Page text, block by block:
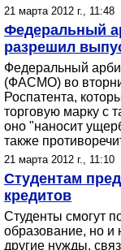
21 марта 2012 г., 11:48
Федеральный
разрешил
Федеральный
(ФАСМО) во
Роспатента,
торговую марку с
оно "наносит
также
21 марта 2012 г., 11:10
Студентам
кредитов
Студенты смогут
образование, но и
другие нужды,